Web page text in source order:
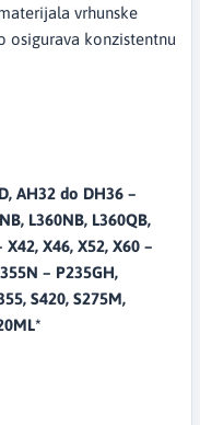
vrhunske
osigurava konzistentnu
AH32 do DH36 –
L360NB, L360QB,
X46, X52, X60 –
– P235GH,
S420, S275M,